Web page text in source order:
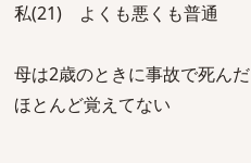
私(21) よくも悪くも普通
母は2歳のときに事故で死んだ
ほとんど覚えてない